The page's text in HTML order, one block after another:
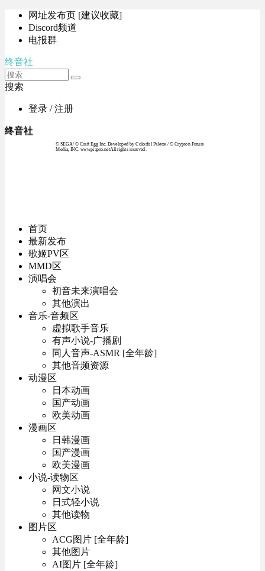
网址发布页 [建议收藏]
Discord频道
电报群
终音社
搜索
登录 / 注册
终音社
© SEGA / © Craft Egg Inc. Developed by Colorful Palette / © Crypton Future
Media, INC. www.piapro.netAll rights reserved.
首页
最新发布
歌姬PV区
MMD区
演唱会
初音未来演唱会
其他演出
音乐-音频区
虚拟歌手音乐
有声小说-广播剧
同人音声-ASMR [全年龄]
其他音频资源
动漫区
日本动画
国产动画
欧美动画
漫画区
日韩漫画
国产漫画
欧美漫画
小说-读物区
网文小说
日式轻小说
其他读物
图片区
ACG图片 [全年龄]
其他图片
AI图片 [全年龄]